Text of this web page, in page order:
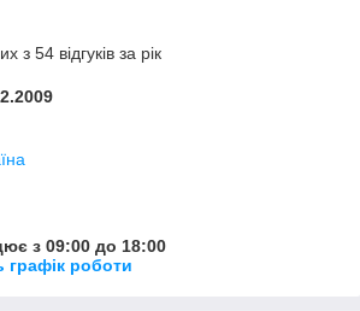
з 54 відгуків за рік
з 09:00 до 18:00
графік роботи